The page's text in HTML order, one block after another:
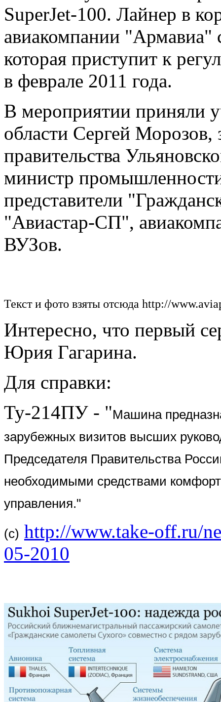
SuperJet-100. Лайнер в
авиакомпании "Армавиа"
которая приступит к
в феврале 2011 года.
В мероприятии приняли
области Сергей Морозов,
правительства
министр
представители
"Авиастар-СП",
ВУЗов.
Текст и фото взяты отсюда http://
Интересно, что первый
Юрия Гагарина.
Для справки:
Ту-214ПУ - "Машина
зарубежных визитов высших
Председателя Правительства
необходимыми средствами
управления."
(c) http://www.take-off.ru/
05-2010